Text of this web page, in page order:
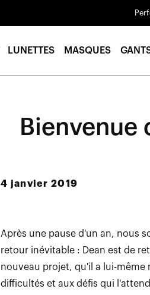
LUNETTES MASQUES
Bienvenue
4 janvier 2019
Après une pause d'un an, nous
retour inévitable : Dean est de
nouveau projet, qu'il a lui-même
difficultés et aux défis qui